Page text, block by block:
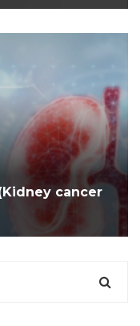
(Kidney cancer